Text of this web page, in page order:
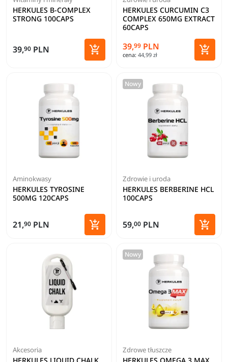
HERKULES B-COMPLEX
STRONG 100CAPS
39,90 PLN 
Dodaj do koszyka
HERKULES CURCUMIN C3
COMPLEX 650MG EXTRACT
60CAPS
39,99 PLN
cena: 44,99 zł 
Dodaj
Aminokwasy
HERKULES TYROSINE
500MG 120CAPS
21,90 PLN 
Dodaj do koszyka
Nowy
Zdrowie i uroda
HERKULES BERBERINE HCL
100CAPS
59,00 PLN 
Dodaj
Akcesoria
HERKULES LIQUID CHALK
Nowy
Zdrowe tłuszcze
HERKULES OMEGA 3 MAX